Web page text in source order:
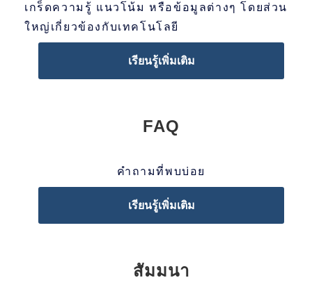
เกร็ดความรู้ แนวโน้ม หรือข้อมูลต่างๆ โดยส่วน
ใหญ่เกี่ยวข้องกับเทคโนโลยี
เรียนรู้เพิ่มเติม
FAQ
คำถามที่พบบ่อย
เรียนรู้เพิ่มเติม
สัมมนา